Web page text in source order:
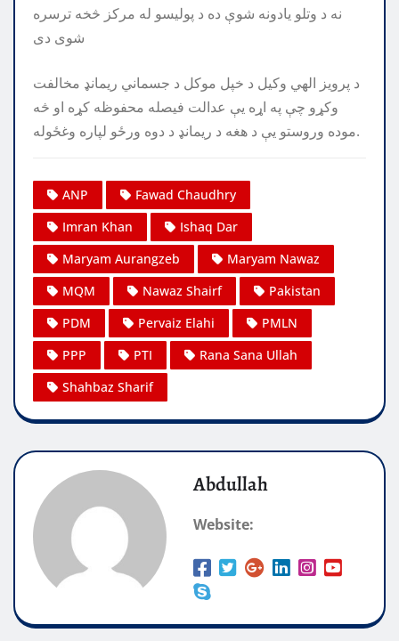
نه د وتلو يادونه شوې ده د پولیسو له مرکز څخه ترسره
شوی دی
د پرويز الهي وکيل د خپل موکل د جسماني ريمانډ مخالفت
وکړو چې په اړه يې عدالت فيصله محفوظه کړه او څه
موده وروستو يې د هغه د ريمانډ د دوه ورځو لپاره وغځوله.
ANP
Fawad Chaudhry
Imran Khan
Ishaq Dar
Maryam Aurangzeb
Maryam Nawaz
MQM
Nawaz Shairf
Pakistan
PDM
Pervaiz Elahi
PMLN
PPP
PTI
Rana Sana Ullah
Shahbaz Sharif
Abdullah
Website: